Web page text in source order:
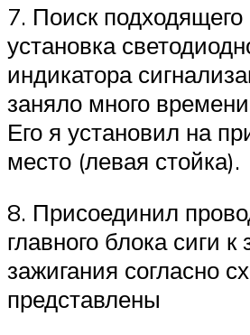
7. Поиск подходящего
установка
индикатора
заняло много
Его я установил на
место (левая стойка).
8. Присоединил
главного блока сиги к
зажигания согласно
представлены